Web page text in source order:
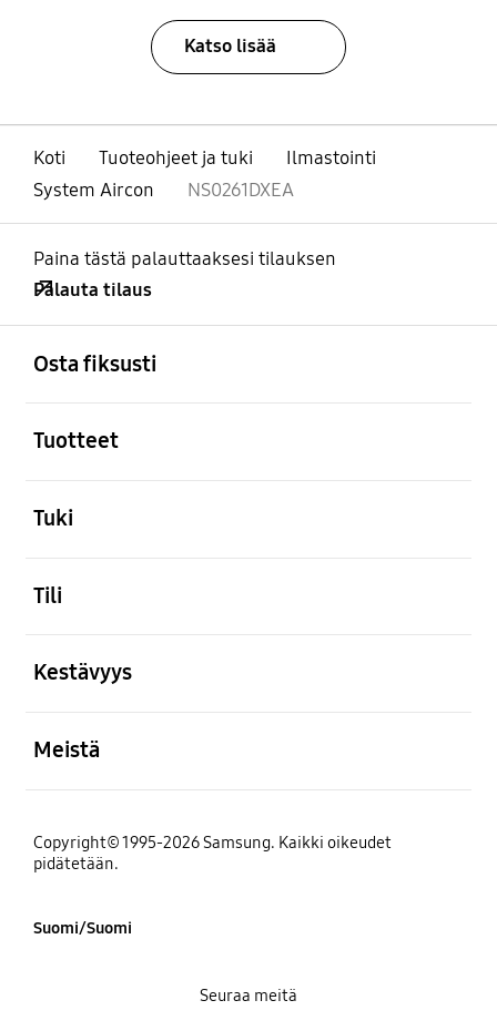
Katso lisää
Koti Tuoteohjeet ja tuki
Ilmastointi
System Aircon
NS0261DXEA
Paina tästä palauttaaksesi tilauksen
Palauta tilaus
Osta fiksusti
Tuotteet
Tuki
Tili
Kestävyys
Meistä
Copyright© 1995-2026 Samsung. Kaikki oikeudet
pidätetään.
Suomi/Suomi
Seuraa meitä